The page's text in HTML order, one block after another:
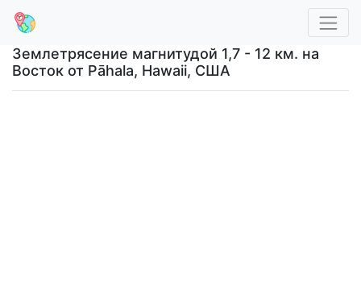
Землетрясение магнитудой 1,7 - 12 км. на
Восток от Pāhala, Hawaii, США